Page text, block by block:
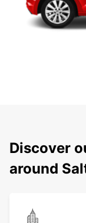
Discover
around